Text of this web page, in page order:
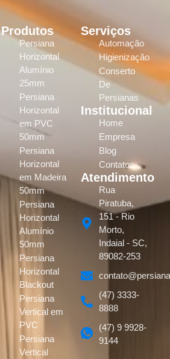
Produtos
Persiana
Horizontal
Alumínio
25mm
Persiana
Horizontal
em PVC
50mm
Persiana
Horizontal
em Madeira
50mm
Persiana
Horizontal
Alumínio
50mm
Persiana
Horizontal
Blackout
Persiana
Vertical em
PVC
Persiana
Vertical
Serviços
Automação
Higienização
Conserto
De
Persianas
Institucional
Home
Empresa
Blog
Contatos
Atendimento
Rua
Piratuba,
151 - Rio
Morto,
Indaial - SC,
89082-253
(47) 3333-
8888
(47) 9 9928-
9144